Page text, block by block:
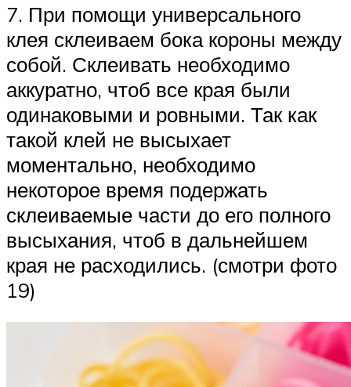
7. При помощи универсального
клея склеиваем бока короны между
собой. Склеивать необходимо
аккуратно, чтоб все края были
одинаковыми и ровными. Так как
такой клей не высыхает
моментально, необходимо
некоторое время подержать
склеиваемые части до его полного
высыхания, чтоб в дальнейшем
края не расходились. (смотри фото
19)